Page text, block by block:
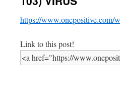
https://www.onepositive.com/
Link to this post!